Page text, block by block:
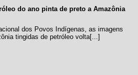
do ano pinta de preto a Amazônia
dos Povos Indígenas, as imagens
tingidas de petróleo volta[...]